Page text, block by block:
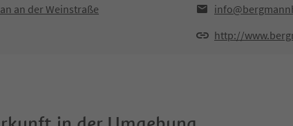
an der Weinstraße
http://